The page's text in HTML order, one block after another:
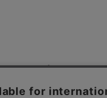
プライバシーポ